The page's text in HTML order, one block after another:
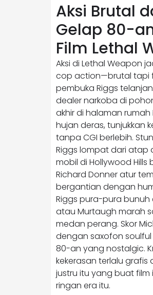
Aksi Brutal
Gelap 80-
Film Lethal
Aksi di Lethal Weapon
cop action—brutal tapi
pembuka Riggs
dealer narkoba di
akhir di halaman
hujan deras, tunjukkan
tanpa CGI berlebih.
Riggs lompat dari atap
mobil di Hollywood Hills
Richard Donner atur
bergantian dengan
Riggs pura-pura bunuh
atau Murtaugh marah
medan perang. Skor
dengan saxofon
80-an yang nostalgic.
kekerasan terlalu grafis
justru itu yang buat
ringan era itu.